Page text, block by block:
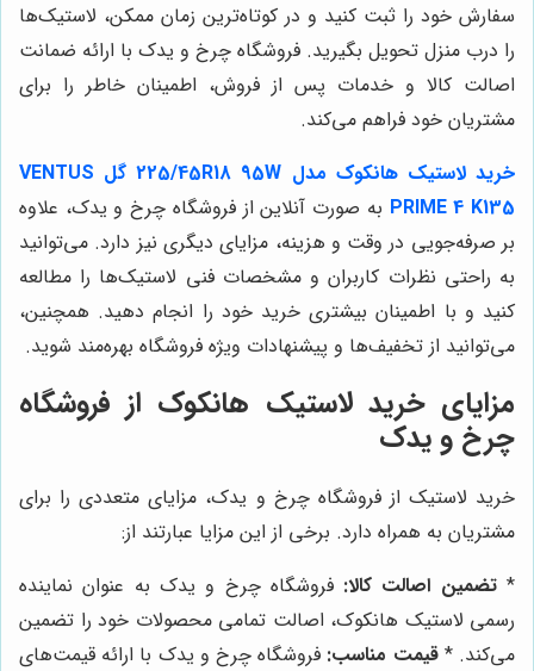
سفارش خود را ثبت کنید و در کوتاه‌ترین زمان ممکن، لاستیک‌ها
را درب منزل تحویل بگیرید. فروشگاه چرخ و یدک با ارائه ضمانت
اصالت کالا و خدمات پس از فروش، اطمینان خاطر را برای
مشتریان خود فراهم می‌کند.
خرید لاستیک هانکوک مدل 225/45R18 95W گل VENTUS
PRIME 4 K135 به صورت آنلاین از فروشگاه چرخ و یدک، علاوه
بر صرفه‌جویی در وقت و هزینه، مزایای دیگری نیز دارد. می‌توانید
به راحتی نظرات کاربران و مشخصات فنی لاستیک‌ها را مطالعه
کنید و با اطمینان بیشتری خرید خود را انجام دهید. همچنین،
می‌توانید از تخفیف‌ها و پیشنهادات ویژه فروشگاه بهره‌مند شوید.
مزایای خرید لاستیک هانکوک از فروشگاه
چرخ و یدک
خرید لاستیک از فروشگاه چرخ و یدک، مزایای متعددی را برای
مشتریان به همراه دارد. برخی از این مزایا عبارتند از:
*تضمین اصالت کالا: فروشگاه چرخ و یدک به عنوان نماینده
رسمی لاستیک هانکوک، اصالت تمامی محصولات خود را تضمین
می‌کند. *قیمت مناسب: فروشگاه چرخ و یدک با ارائه قیمت‌های